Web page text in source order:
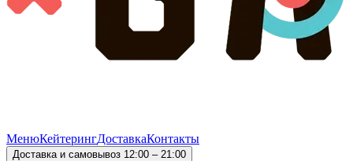
МенюКейтерингДоставкаКонтакты
Доставка и самовывоз 12:00 – 21:00